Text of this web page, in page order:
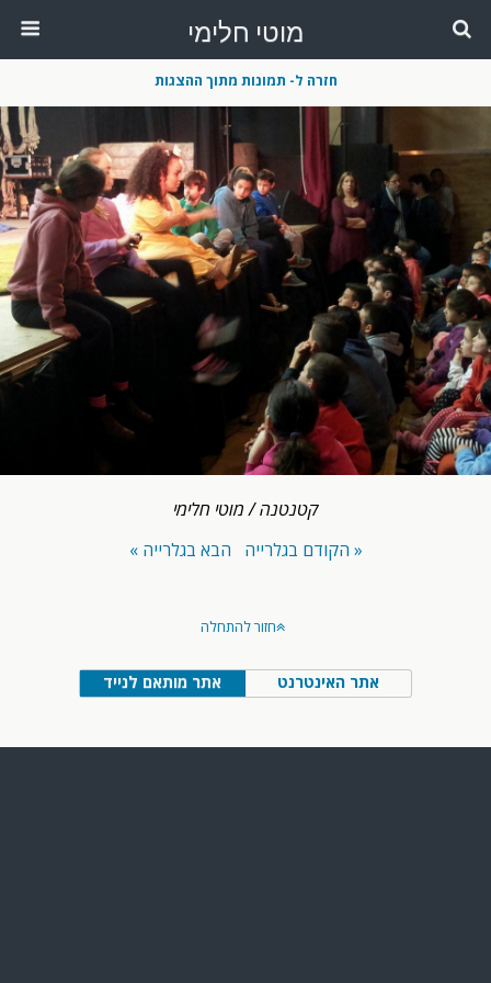
מוטי חלימי
חזרה ל- תמונות מתוך ההצגות
קטנטנה / מוטי חלימי
« הקודם בגלרייה
הבא בגלרייה »
חזור להתחלה
אתר מותאם לנייד אתר האינטרנט